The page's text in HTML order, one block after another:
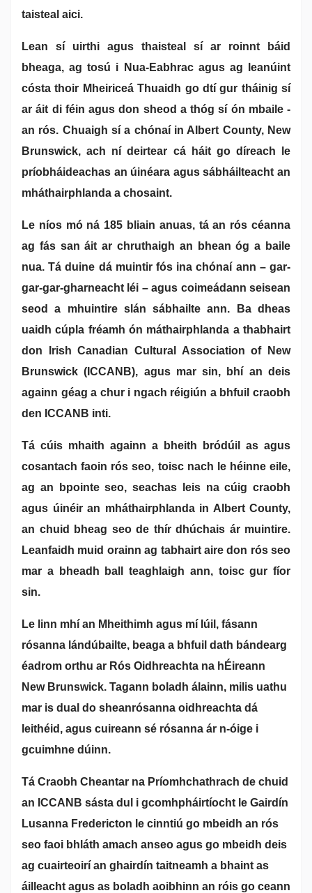
taisteal aici.
Lean sí uirthi agus thaisteal sí ar roinnt báid
bheaga, ag tosú i Nua-Eabhrac agus ag leanúint
cósta thoir Mheiriceá Thuaidh go dtí gur tháinig sí
ar áit di féin agus don sheod a thóg sí ón mbaile -
an rós. Chuaigh sí a chónaí in Albert County, New
Brunswick, ach ní deirtear cá háit go díreach le
príobháideachas an úinéara agus sábháilteacht an
mháthairphlanda a chosaint.
Le níos mó ná 185 bliain anuas, tá an rós céanna
ag fás san áit ar chruthaigh an bhean óg a baile
nua. Tá duine dá muintir fós ina chónaí ann – gar-
gar-gar-gharneacht léi – agus coimeádann seisean
seod a mhuintire slán sábhailte ann. Ba dheas
uaidh cúpla fréamh ón máthairphlanda a thabhairt
don Irish Canadian Cultural Association of New
Brunswick (ICCANB), agus mar sin, bhí an deis
againn géag a chur i ngach réigiún a bhfuil craobh
den ICCANB inti.
Tá cúis mhaith againn a bheith bródúil as agus
cosantach faoin rós seo, toisc nach le héinne eile,
ag an bpointe seo, seachas leis na cúig craobh
agus úinéir an mháthairphlanda in Albert County,
an chuid bheag seo de thír dhúchais ár muintire.
Leanfaidh muid orainn ag tabhairt aire don rós seo
mar a bheadh ball teaghlaigh ann, toisc gur fíor
sin.
Le linn mhí an Mheithimh agus mí Iúil, fásann
rósanna lándúbailte, beaga a bhfuil dath bándearg
éadrom orthu ar Rós Oidhreachta na hÉireann
New Brunswick. Tagann boladh álainn, milis uathu
mar is dual do sheanrósanna oidhreachta dá
leithéid, agus cuireann sé rósanna ár n-óige i
gcuimhne dúinn.
Tá Craobh Cheantar na Príomhchathrach de chuid
an ICCANB sásta dul i gcomhpháirtíocht le Gairdín
Lusanna Fredericton le cinntiú go mbeidh an rós
seo faoi bhláth amach anseo agus go mbeidh deis
ag cuairteoirí an ghairdín taitneamh a bhaint as
áilleacht agus as boladh aoibhinn an róis go ceann